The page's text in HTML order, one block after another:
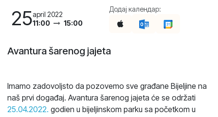
25april 2022
11:00
15:00
Додај календар:
Avantura šarenog jajeta
Imamo zadovoljsto da pozovemo sve građane Bijeljine na
naš prvi događaj. Avantura šarenog jajeta će se održati
25.04.2022. godien u bijeljinskom parku sa početkom u